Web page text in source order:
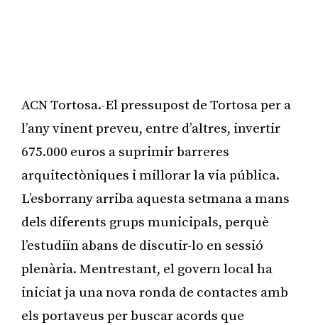
ACN Tortosa.-El pressupost de Tortosa per a
l’any vinent preveu, entre d’altres, invertir
675.000 euros a suprimir barreres
arquitectòniques i millorar la via pública.
L’esborrany arriba aquesta setmana a mans
dels diferents grups municipals, perquè
l’estudiïn abans de discutir-lo en sessió
plenària. Mentrestant, el govern local ha
iniciat ja una nova ronda de contactes amb
els portaveus per buscar acords que